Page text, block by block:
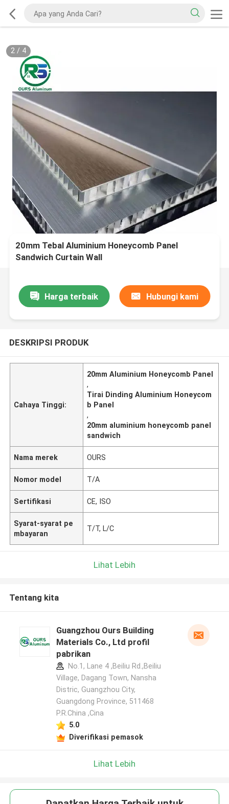
2/ 4
20mm Tebal Aluminium Honeycomb Panel
Sandwich Curtain Wall
Harga terbaik Hubungi kami
DESKRIPSI PRODUK
Cahaya Tinggi:
20mm Aluminium Honeycomb Panel
,
Tirai Dinding Aluminium Honeycom
b Panel
,
20mm aluminium honeycomb panel
sandwich
Nama merek OURS
Nomor model T/A
Sertifikasi CE, ISO
Syarat-syarat pe
mbayaran
T/T, L/C
Lihat Lebih
Tentang kita
Guangzhou Ours Building
Materials Co., Ltd profil
pabrikan
No.1, Lane 4 ,Beiliu Rd.,Beiliu
Village, Dagang Town, Nansha
Distric, Guangzhou City,
Guangdong Province, 511468
P.R.China ,Cina
5.0
Diverifikasi pemasok
Lihat Lebih